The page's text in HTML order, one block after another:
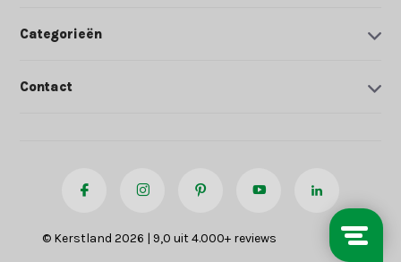
Categorieën
Contact
© Kerstland 2026 | 9,0 uit 4.000+ reviews